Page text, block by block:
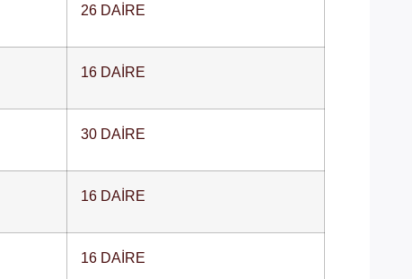
26 DAİRE
16 DAİRE
30 DAİRE
16 DAİRE
16 DAİRE